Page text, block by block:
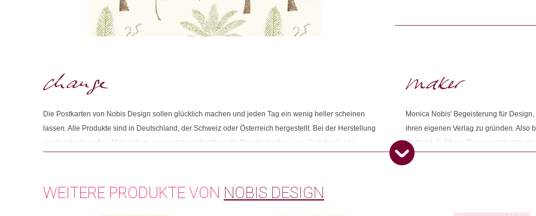
Die Postkarten von Nobis Design sollen glücklich machen und jeden Tag ein wenig heller scheinen
lassen. Alle Produkte sind in Deutschland, der Schweiz oder Österreich hergestellt. Bei der Herstellung
werden hochwertige Materialien verwendet und traditionelle Drucktechniken, wie Siebdruck oder
Monica Nobis' Begeisterung für
ihren eigenen Verlag zu gründen. Also
Stuttgart. Auf ihren Reisen entdeckte
nur kreative Designer, sondern auch
WEITERE PRODUKTE VON NOBIS DESIGN